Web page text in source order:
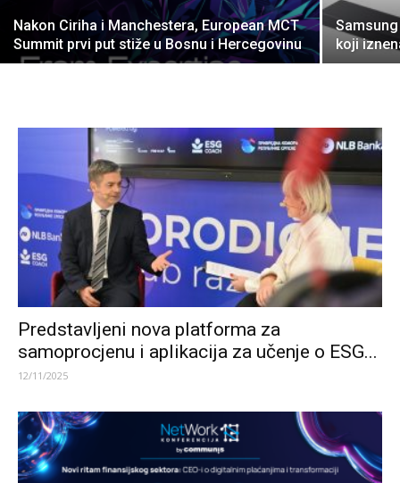
Nakon Ciriha i Manchestera, European MCT
Summit prvi put stiže u Bosnu i Hercegovinu
koji
Predstavljeni nova platforma za
samoprocjenu i aplikacija za učenje o ESG...
12/11/2025